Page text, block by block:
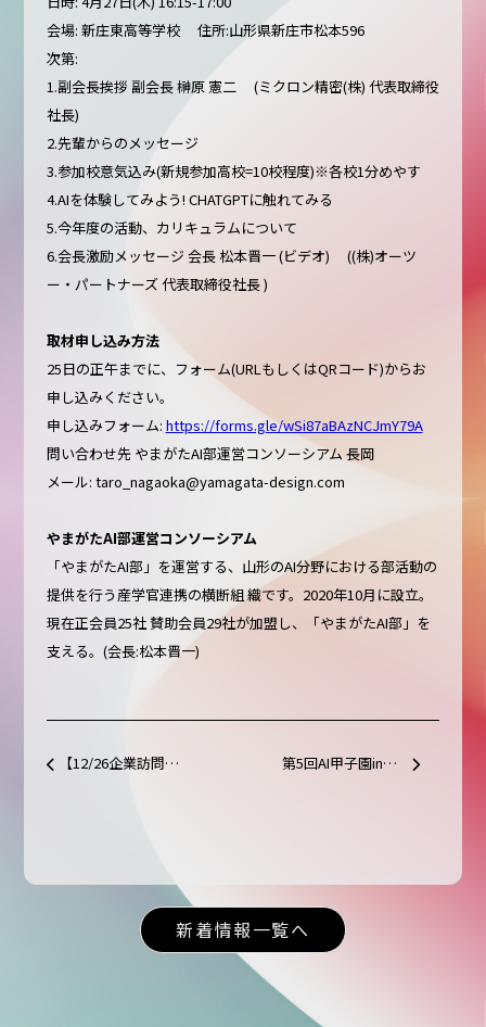
会場: 新庄東高等学校 住所:山形県新庄市松本596
次第:
1.副会長挨拶 副会長 榊原 憲二 (ミクロン精密(株) 代表取締役
社長)
2.先輩からのメッセージ
3.参加校意気込み(新規参加高校=10校程度)※各校1分めやす
4.AIを体験してみよう! CHATGPTに触れてみる
5.今年度の活動、カリキュラムについて
6.会長激励メッセージ 会長 松本晋一 (ビデオ) ((株)オーツ
ー・パートナーズ 代表取締役社長 )
取材申し込み方法
25日の正午までに、フォーム(URLもしくはQRコード)からお
申し込みください。
申し込みフォーム: https://forms.gle/wSi87aBAzNCJmY79A
問い合わせ先 やまがたAI部運営コンソーシアム 長岡
メール: taro_nagaoka@yamagata-design.com
やまがたAI部運営コンソーシアム
「やまがたAI部」を運営する、山形のAI分野における部活動の
提供を行う産学官連携の横断組 織です。2020年10月に設立。
現在正会員25社 賛助会員29社が加盟し、「やまがたAI部」を
支える。(会長:松本晋一)
【12/26企業訪問】株式会社三洋を訪問しました！ 第5回AI甲子園inやまがた 最優秀賞に鹿児島情報高等学校
新着情報一覧へ